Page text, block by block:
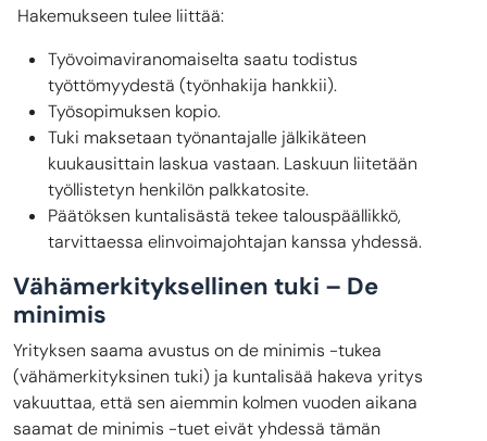
Hakemukseen tulee liittää:
Työvoimaviranomaiselta saatu todistus
työttömyydestä (työnhakija hankkii).
Työsopimuksen kopio.
Tuki maksetaan työnantajalle jälkikäteen
kuukausittain laskua vastaan. Laskuun liitetään
työllistetyn henkilön palkkatosite.
Päätöksen kuntalisästä tekee talouspäällikkö,
tarvittaessa elinvoimajohtajan kanssa yhdessä.
Vähämerkityksellinen tuki – De
minimis
Yrityksen saama avustus on de minimis -tukea
(vähämerkityksinen tuki) ja kuntalisää hakeva yritys
vakuuttaa, että sen aiemmin kolmen vuoden aikana
saamat de minimis -tuet eivät yhdessä tämän